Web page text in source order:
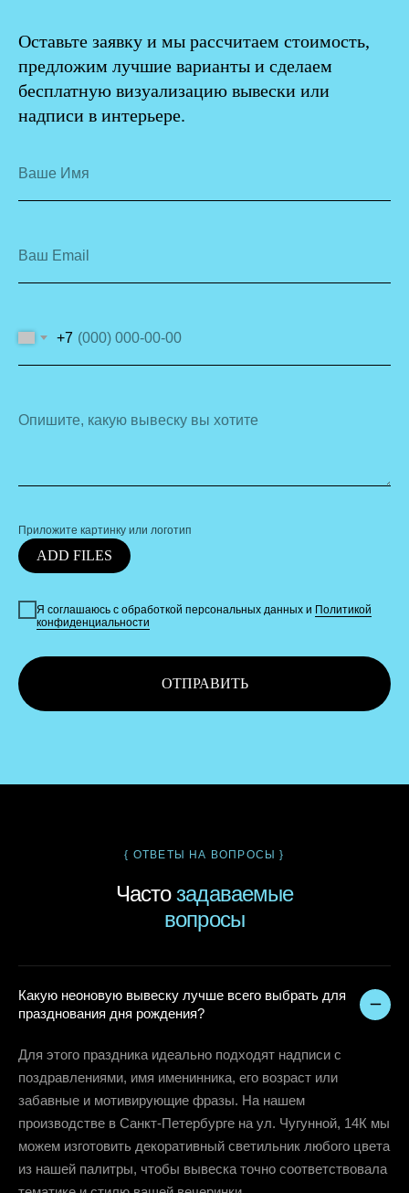
Оставьте заявку и мы рассчитаем стоимость,
предложим лучшие варианты и сделаем
бесплатную визуализацию вывески или
надписи в интерьере.
Ваше Имя
Ваш Email
+7
Опишите, какую вывеску вы хотите
Приложите картинку или логотип
ADD FILES
Я соглашаюсь с обработкой персональных данных и Политикой
конфиденциальности
ОТПРАВИТЬ
Частозадаваемые
вопросы
{ ОТВЕТЫ НА ВОПРОСЫ }
Какую неоновую вывеску лучше всего выбрать для
празднования дня рождения?
Для этого праздника идеально подходят надписи с
поздравлениями, имя именинника, его возраст или
забавные и мотивирующие фразы. На нашем
производстве в Санкт-Петербурге на ул. Чугунной, 14К мы
можем изготовить декоративный светильник любого цвета
из нашей палитры, чтобы вывеска точно соответствовала